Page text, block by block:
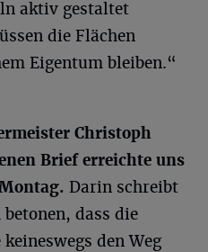
aktiv gestaltet
die Flächen
Eigentum bleiben.“
Christoph
Brief erreichte uns
Darin schreibt
dass die
den Weg